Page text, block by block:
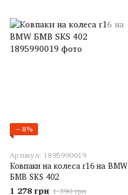
−8%
Артикул: 1895990019
Ковпаки на колеса r16 на BMW
БМВ SKS 402
1 278 грн 1 390 грн